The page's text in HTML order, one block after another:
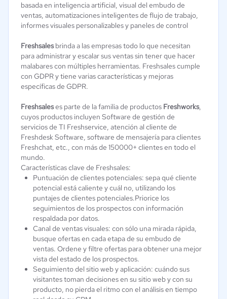
basada en inteligencia artificial, visual del embudo de
ventas, automatizaciones inteligentes de flujo de trabajo,
informes visuales personalizables y paneles de control
Freshsalesbrinda a las empresas todo lo que necesitan
para administrar y escalar sus ventas sin tener que hacer
malabares con múltiples herramientas. Freshsales cumple
con GDPR y tiene varias características y mejoras
específicas de GDPR.
Freshsaleses parte de la familia de productos Freshworks,
cuyos productos incluyen Software de gestión de
servicios de TI Freshservice, atención al cliente de
Freshdesk Software, software de mensajería para clientes
Freshchat, etc., con más de 150000+ clientes en todo el
mundo.
Características clave de Freshsales:
Puntuación de clientes potenciales: sepa qué cliente
potencial está caliente y cuál no, utilizando los
puntajes de clientes potenciales.Priorice los
seguimientos de los prospectos con información
respaldada por datos.
Canal de ventas visuales: con sólo una mirada rápida,
busque ofertas en cada etapa de su embudo de
ventas. Ordene y filtre ofertas para obtener una mejor
vista del estado de los prospectos.
Seguimiento del sitio web y aplicación: cuándo sus
visitantes toman decisiones en su sitio web y con su
producto, no pierda el ritmo con el análisis en tiempo